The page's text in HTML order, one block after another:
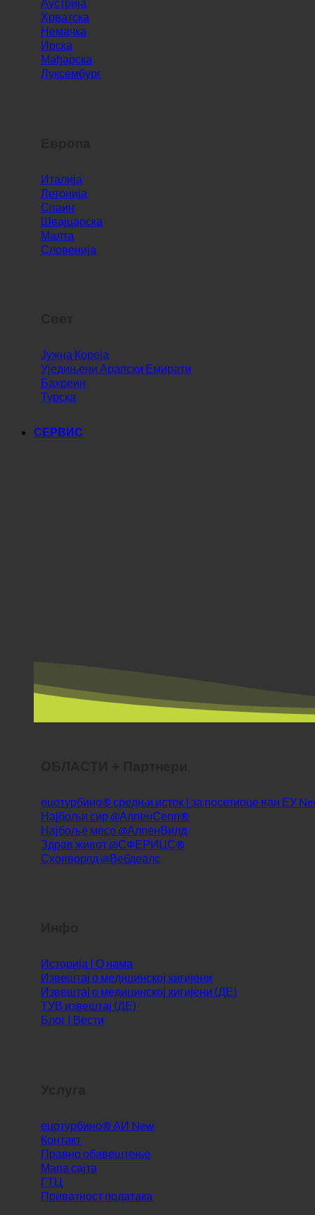
Аустрија
Хрватска
Немачка
Ирска
Мађарска
Луксембург
Италија
Летонија
Спаин
Швајцарска
Малта
Словенија
Јужна Кореја
Уједињени Арапски Емирати
Бахреин
Турска
СЕРВИС
ецотурбино® средњи исток | за посетиоце ван ЕУ
Најбољи сир @АлпенСепп®
Најбоље месо @АлпенВилд
Здрав живот @СФЕРИЦС®
Схопворлд @Вебдеалс
Историја | О нама
Извештај о медицинској хигијени
Извештај о медицинској хигијени (ДЕ)
ТУВ извештај (ДЕ)
Блог | Вести
ецотурбино® АИ
Контакт
Правно обавештење
Мапа сајта
ГТЦ
Приватност података